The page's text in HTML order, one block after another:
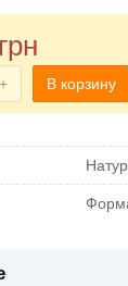
грн
+ В корзину